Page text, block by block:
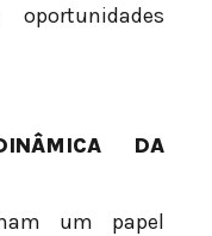
DA
um papel